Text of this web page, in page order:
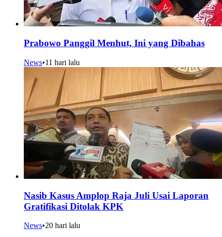
Prabowo Panggil Menhut, Ini yang Dibahas
News•11 hari lalu
Nasib Kasus Amplop Raja Juli Usai Laporan
Gratifikasi Ditolak KPK
News•20 hari lalu